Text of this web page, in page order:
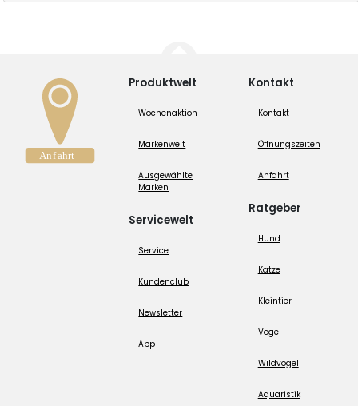
Produktwelt
Wochenaktion
Markenwelt
Ausgewählte
Marken
Servicewelt
Service
Kundenclub
Newsletter
App
Kontakt
Kontakt
Öffnungszeiten
Anfahrt
Ratgeber
Hund
Katze
Kleintier
Vogel
Wildvogel
Aquaristik